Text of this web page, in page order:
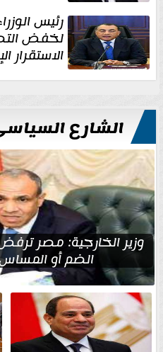
رئيس
لخفض
الاستقرار
الشارع
وزير الخارجية: مصر
الضم أو